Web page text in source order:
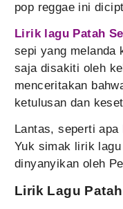
pop reggae ini
Lirik lagu Patah
sepi yang melanda
saja disakiti oleh
menceritakan
ketulusan dan
Lantas, seperti apa
Yuk simak lirik
dinyanyikan oleh
Lirik Lagu